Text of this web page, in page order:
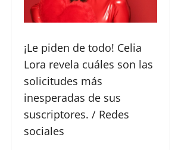
¡Le piden de todo! Celia
Lora revela cuáles son las
solicitudes más
inesperadas de sus
suscriptores. / Redes
sociales